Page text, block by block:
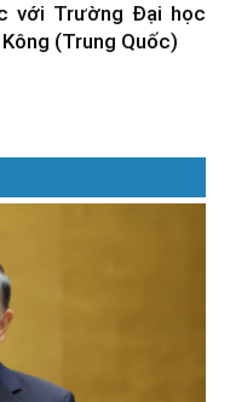
với Trường Đại học
(Trung Quốc)